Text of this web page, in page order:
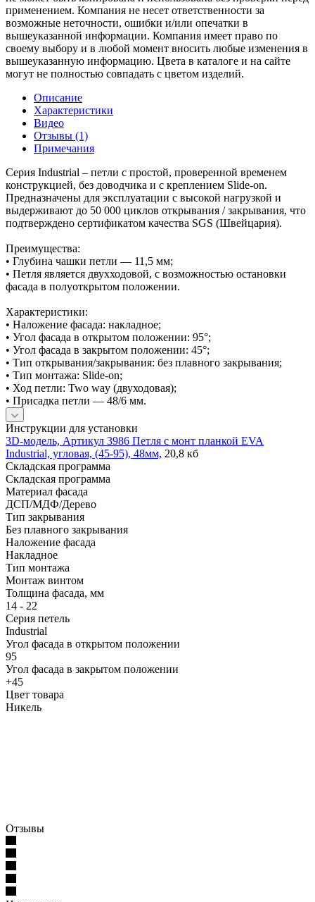
применением. Компания не несет ответственности за
возможные неточности, ошибки и/или опечатки в
вышеуказанной информации. Компания имеет право по
своему выбору и в любой момент вносить любые изменения в
вышеуказанную информацию. Цвета в каталоге и на сайте
могут не полностью совпадать с цветом изделий.
Описание
Характеристики
Видео
Отзывы (1)
Примечания
Серия Industrial – петли с простой, проверенной временем
конструкцией, без доводчика и с креплением Slide-on.
Предназначены для эксплуатации с высокой нагрузкой и
выдерживают до 50 000 циклов открывания / закрывания, что
подтверждено сертификатом качества SGS (Швейцария).
Преимущества:
• Глубина чашки петли — 11,5 мм;
• Петля является двухходовой, с возможностью остановки
фасада в полуоткрытом положении.
Характеристики:
• Наложение фасада: накладное;
• Угол фасада в открытом положении: 95°;
• Угол фасада в закрытом положении: 45°;
• Тип открывания/закрывания: без плавного закрывания;
• Тип монтажа: Slide-on;
• Ход петли: Two way (двуходовая);
• Присадка петли — 48/6 мм.
Инструкции для установки
3D-модель, Артикул 3986 Петля с монт планкой EVA
Industrial, угловая, (45-95), 48мм, 20,8 кб
Складская программа
Складская программа
Материал фасада
ДСП/МДФ/Дерево
Тип закрывания
Без плавного закрывания
Наложение фасада
Накладное
Тип монтажа
Монтаж винтом
Толщина фасада, мм
14 - 22
Серия петель
Industrial
Угол фасада в открытом положении
95
Угол фасада в закрытом положении
+45
Цвет товара
Никель
Отзывы